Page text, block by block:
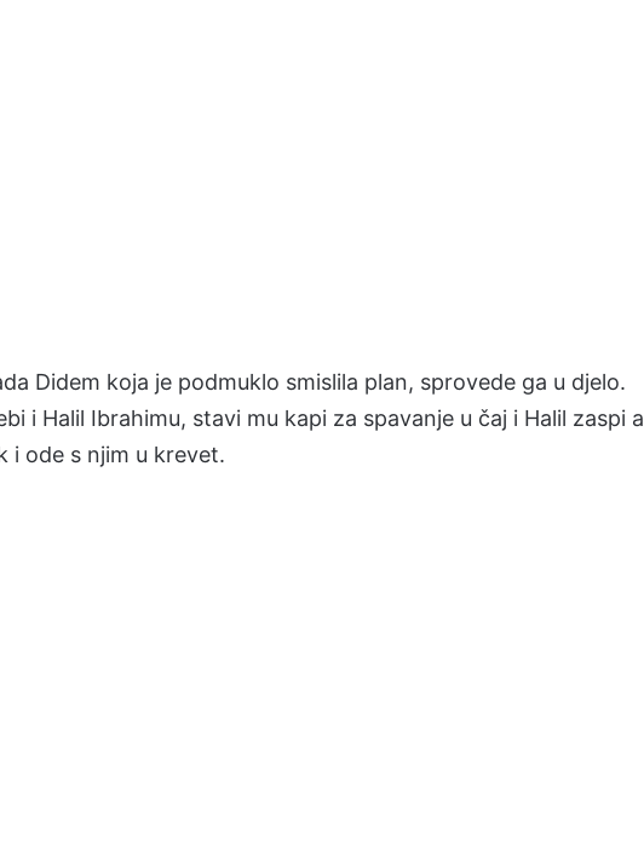
Didem koja je podmuklo smislila plan, sprovede ga u djelo.
i Halil Ibrahimu, stavi mu kapi za spavanje u čaj i Halil zaspi a
i ode s njim u krevet.